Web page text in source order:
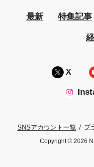
最新 特集記事
X
SNSアカウント一覧 プ
Copyright © 2026